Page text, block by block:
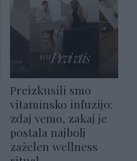
Preizkusili smo
vitaminsko infuzijo:
zdaj vemo, zakaj je
postala najbolj
zaželen wellness